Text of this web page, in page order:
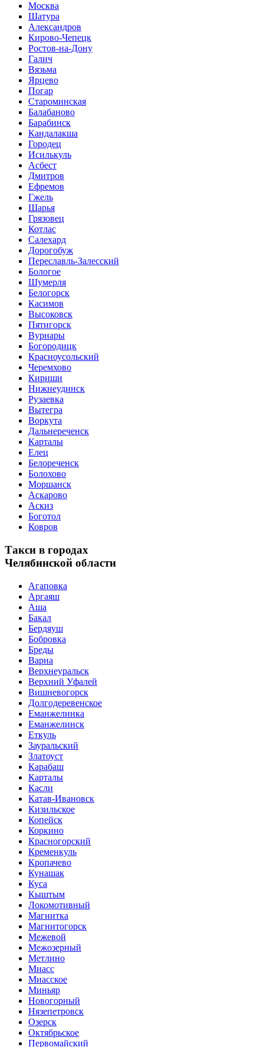
Москва
Шатура
Александров
Кирово-Чепецк
Ростов-на-Дону
Галич
Вязьма
Ярцево
Погар
Староминская
Балабаново
Барабинск
Кандалакша
Городец
Исилькуль
Асбест
Дмитров
Ефремов
Гжель
Шарья
Грязовец
Котлас
Салехард
Дорогобуж
Переславль-Залесский
Бологое
Шумерля
Белогорск
Касимов
Высоковск
Пятигорск
Вурнары
Богородицк
Красноусольский
Черемхово
Кириши
Нижнеудинск
Рузаевка
Вытегра
Воркута
Дальнереченск
Карталы
Елец
Белореченск
Болохово
Моршанск
Аскарово
Аскиз
Боготол
Ковров
Такси в городах
Челябинской области
Агаповка
Аргаяш
Аша
Бакал
Бердяуш
Бобровка
Бреды
Варна
Верхнеуральск
Верхний Уфалей
Вишневогорск
Долгодеревенское
Еманжелинка
Еманжелинск
Еткуль
Зауральский
Златоуст
Карабаш
Карталы
Касли
Катав-Ивановск
Кизильское
Копейск
Коркино
Красногорский
Кременкуль
Кропачево
Кунашак
Куса
Кыштым
Локомотивный
Магнитка
Магнитогорск
Межевой
Межозерный
Метлино
Миасс
Миасское
Миньяр
Новогорный
Нязепетровск
Озерск
Октябрьское
Первомайский